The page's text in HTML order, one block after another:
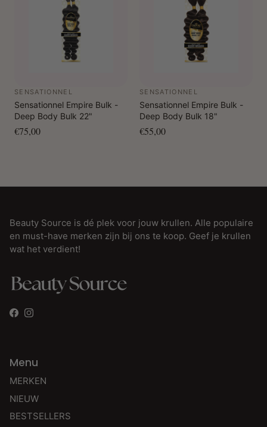
SENSATIONNEL
Sensationnel Empire Bulk -
Deep Body Bulk 22"
€75,00
SENSATIONNEL
Sensationnel Empire Bulk -
Deep Body Bulk 18"
€55,00
Beauty Source is dé plek voor jouw krullen. Alle populaire
en must-have merken zijn bij ons te koop. Geef je krullen
wat het verdient!
Facebook
Instagram
Menu
MERKEN
NIEUW
BESTSELLERS